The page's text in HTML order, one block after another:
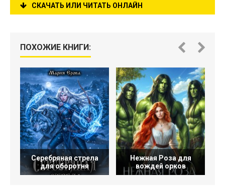
СКАЧАТЬ ИЛИ ЧИТАТЬ ОНЛАЙН
ПОХОЖИЕ КНИГИ:
Серебряная стрела
для оборотня
Нежная Роза для
вождей орков